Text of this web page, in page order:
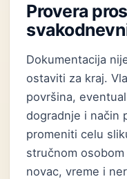
Provera
Dokumentacija
ostaviti za kraj.
površina,
dogradnje i način
promeniti celu
stručnom
novac, vreme i